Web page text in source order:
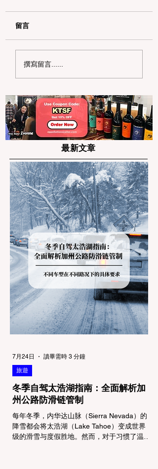
加州带狗徒步全解析：
留言
撰寫留言......
最新文章
冬季自驾太浩湖指南：全面解析加
州公路防滑链管制
每年冬季，内华达山脉（Sierra Nevada）的
降雪都会将太浩湖（Lake Tahoe）变成世界
级的滑雪与度假胜地。然而，对于习惯了温暖
旅遊
7月24日 讀畢需時 3 分鐘